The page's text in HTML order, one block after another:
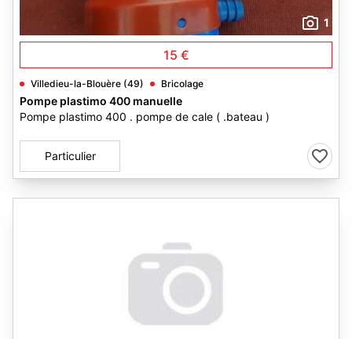
1
15 €
Villedieu-la-Blouère (49) Bricolage
Pompe plastimo 400 manuelle
Pompe plastimo 400 . pompe de cale ( .bateau )
Particulier